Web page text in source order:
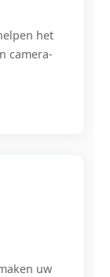
het
camera-
uw